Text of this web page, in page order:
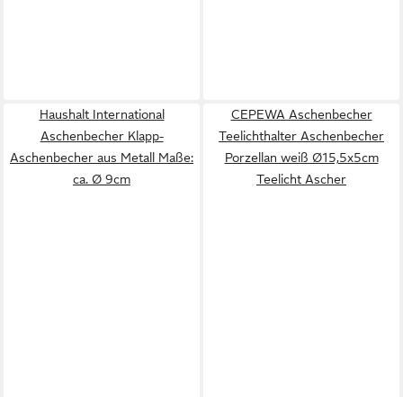
Haushalt International
Aschenbecher Klapp-
Aschenbecher aus Metall Maße:
ca. Ø 9cm
CEPEWA Aschenbecher
Teelichthalter Aschenbecher
Porzellan weiß Ø15,5x5cm
Teelicht Ascher